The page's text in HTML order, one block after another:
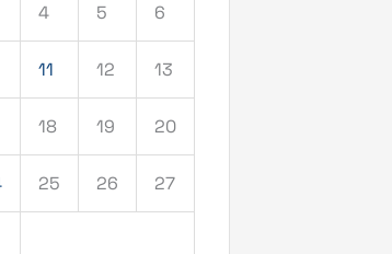
4 5 6
11 12 13
18 19 20
25 26 27